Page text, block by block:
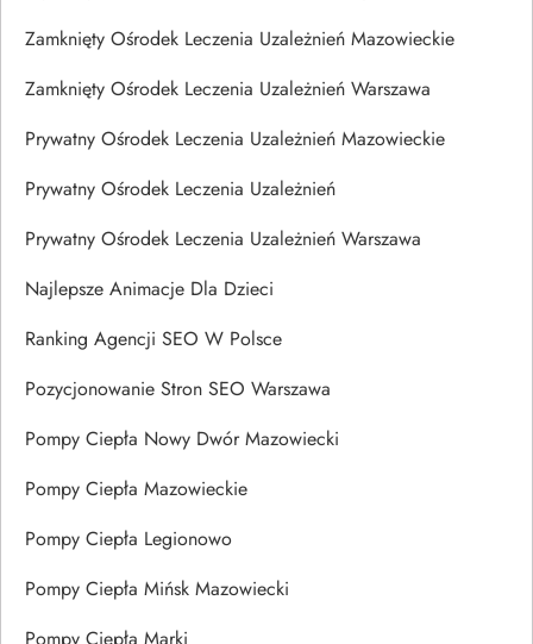
Zamknięty Ośrodek Leczenia Uzależnień Mazowieckie
Zamknięty Ośrodek Leczenia Uzależnień Warszawa
Prywatny Ośrodek Leczenia Uzależnień Mazowieckie
Prywatny Ośrodek Leczenia Uzależnień
Prywatny Ośrodek Leczenia Uzależnień Warszawa
Najlepsze Animacje Dla Dzieci
Ranking Agencji SEO W Polsce
Pozycjonowanie Stron SEO Warszawa
Pompy Ciepła Nowy Dwór Mazowiecki
Pompy Ciepła Mazowieckie
Pompy Ciepła Legionowo
Pompy Ciepła Mińsk Mazowiecki
Pompy Ciepła Marki